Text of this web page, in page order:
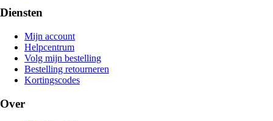
Diensten
Mijn account
Helpcentrum
Volg mijn bestelling
Bestelling retourneren
Kortingscodes
Over